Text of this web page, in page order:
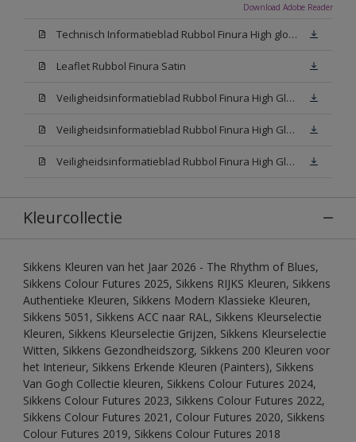
Download Adobe Reader
Technisch Informatieblad Rubbol Finura High gloss (PDF)
Leaflet Rubbol Finura Satin
Veiligheidsinformatieblad Rubbol Finura High Gloss W05 (MSDS)
Veiligheidsinformatieblad Rubbol Finura High Gloss White (MSDS)
Veiligheidsinformatieblad Rubbol Finura High Gloss N00 (MSDS)
Kleurcollectie
Sikkens Kleuren van het Jaar 2026 - The Rhythm of Blues,
Sikkens Colour Futures 2025, Sikkens RIJKS Kleuren, Sikkens
Authentieke Kleuren, Sikkens Modern Klassieke Kleuren,
Sikkens 5051, Sikkens ACC naar RAL, Sikkens Kleurselectie
Kleuren, Sikkens Kleurselectie Grijzen, Sikkens Kleurselectie
Witten, Sikkens Gezondheidszorg, Sikkens 200 Kleuren voor
het Interieur, Sikkens Erkende Kleuren (Painters), Sikkens
Van Gogh Collectie kleuren, Sikkens Colour Futures 2024,
Sikkens Colour Futures 2023, Sikkens Colour Futures 2022,
Sikkens Colour Futures 2021, Colour Futures 2020, Sikkens
Colour Futures 2019, Sikkens Colour Futures 2018